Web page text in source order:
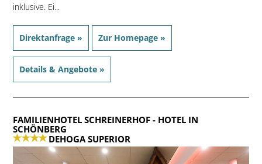
inklusive. Ei...
Direktanfrage » Zur Homepage »
Details & Angebote »
FAMILIENHOTEL SCHREINERHOF- HOTEL IN
SCHÖNBERG
DEHOGA SUPERIOR